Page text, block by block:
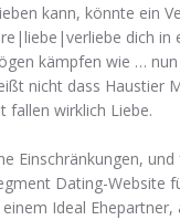
kann, könnte ein
dich in
kämpfen wie …
nicht dass Haustier
fallen wirklich Liebe.
Einschränkungen, und
Dating-Website
Ideal Ehepartner,